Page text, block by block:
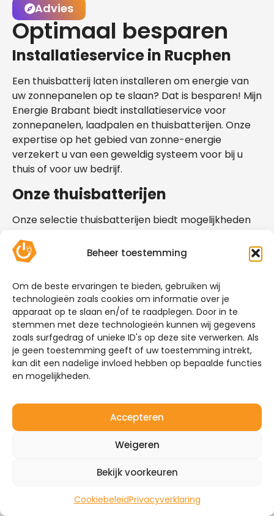
Beheer toestemming
Om de beste ervaringen te bieden, gebruiken wij
technologieën zoals cookies om informatie over je
apparaat op te slaan en/of te raadplegen. Door in te
stemmen met deze technologieën kunnen wij gegevens
zoals surfgedrag of unieke ID's op deze site verwerken. Als
je geen toestemming geeft of uw toestemming intrekt,
kan dit een nadelige invloed hebben op bepaalde functies
en mogelijkheden.
Accepteren
Weigeren
Bekijk voorkeuren
CookiebeleidPrivacyverklaring
Advies
Optimaal besparen
Installatieservice in Rucphen
Een thuisbatterij laten installeren om energie van
uw zonnepanelen op te slaan? Dat is besparen! Mijn
Energie Brabant biedt installatieservice voor
zonnepanelen, laadpalen en thuisbatterijen. Onze
expertise op het gebied van zonne-energie
verzekert u van een geweldig systeem voor bij u
thuis of voor uw bedrijf.
Onze thuisbatterijen
Onze selectie thuisbatterijen biedt mogelijkheden
hieronder welke thuisbatterijen wij aanbieden.
Vergelijk zelf de batterijen of maak gebruik van
Systeemgarantie
Mijn Energie Brabant installeert niet alleen
thuisbatterijen. Heeft u ook interesse in het
plaatsen van zonnepanelen en laadpalen? Wij
maken het systeem compleet. Neem vrijblijvend
om een offerte of een adviesgesprek zodat we uw
situatie kunnen bespreken.
Ontvang een voorstel + offerte